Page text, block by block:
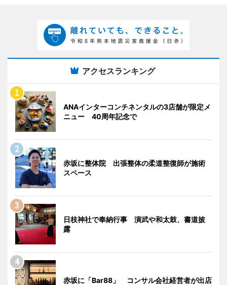
アクセスランキング
ANAインターコンチネンタルの3店舗が限定メ
ニュー 40周年記念で
赤坂に整体院 出張整体の柔道整復師が施術
スペース
日枝神社で奉納行事 演武や和太鼓、書道披
露
赤坂に「Bar88」 コンサル会社経営者が出店